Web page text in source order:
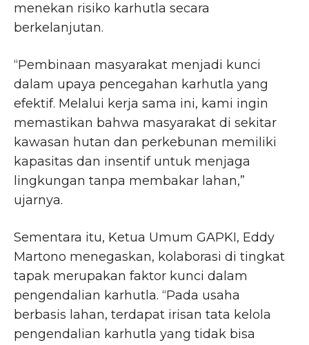
menekan risiko karhutla secara
berkelanjutan.
“Pembinaan masyarakat menjadi kunci
dalam upaya pencegahan karhutla yang
efektif. Melalui kerja sama ini, kami ingin
memastikan bahwa masyarakat di sekitar
kawasan hutan dan perkebunan memiliki
kapasitas dan insentif untuk menjaga
lingkungan tanpa membakar lahan,”
ujarnya.
Sementara itu, Ketua Umum GAPKI, Eddy
Martono menegaskan, kolaborasi di tingkat
tapak merupakan faktor kunci dalam
pengendalian karhutla. “Pada usaha
berbasis lahan, terdapat irisan tata kelola
pengendalian karhutla yang tidak bisa